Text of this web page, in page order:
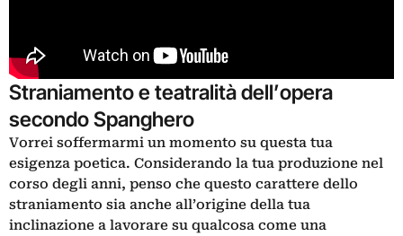
Straniamento e teatralità dell’opera
secondo Spanghero
Vorrei soffermarmi un momento su questa tua
esigenza poetica. Considerando la tua produzione nel
corso degli anni, penso che questo carattere dello
straniamento sia anche all’origine della tua
inclinazione a lavorare su qualcosa come una